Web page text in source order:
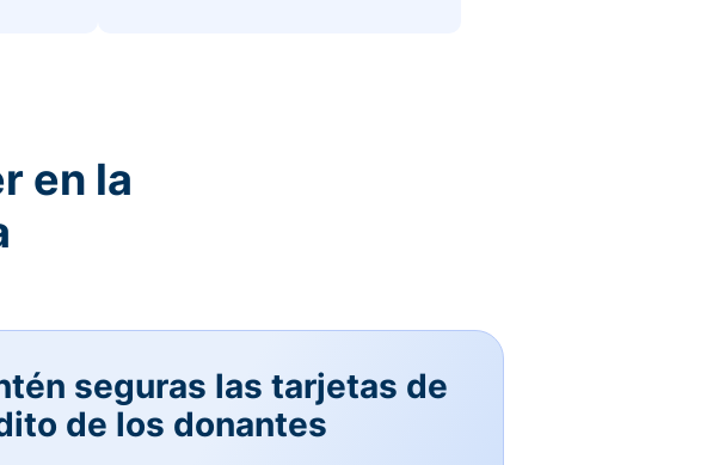
en la
seguras las tarjetas de
de los donantes